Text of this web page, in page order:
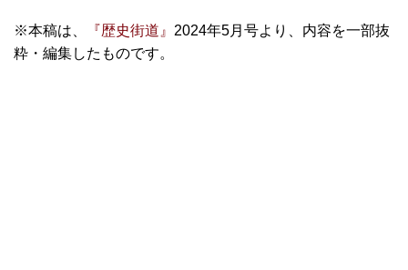
※本稿は、 『歴史街道』 2024年5月号より、内容を一部抜
粋・編集したものです。